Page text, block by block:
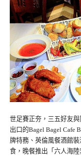
世足賽正夯，三五好友
出口的Bagel Bagel Cafe
牌特務、英倫風餐酒館
食，晚餐推出「六人海